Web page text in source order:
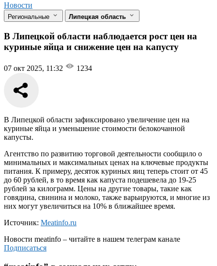
Новости
Региональные Липецкая область
В Липецкой области наблюдается рост цен на
куриные яйца и снижение цен на капусту
07 окт 2025, 11:32 1234
В Липецкой области зафиксировано увеличение цен на
куриные яйца и уменьшение стоимости белокочанной
капусты.
Агентство по развитию торговой деятельности сообщило о
минимальных и максимальных ценах на ключевые продукты
питания. К примеру, десяток куриных яиц теперь стоит от 45
до 60 рублей, в то время как капуста подешевела до 19-25
рублей за килограмм. Цены на другие товары, такие как
говядина, свинина и молоко, также варьируются, и многие из
них могут увеличиться на 10% в ближайшее время.
Источник: Meatinfo.ru
Новости meatinfo – читайте в нашем телеграм канале
Подписаться